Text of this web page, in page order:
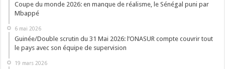
Coupe du monde 2026: en manque de réalisme, le Sénégal puni par
Mbappé
6 mai 2026
Guinée/Double scrutin du 31 Mai 2026: l’ONASUR compte couvrir tout
le pays avec son équipe de supervision
19 mars 2026